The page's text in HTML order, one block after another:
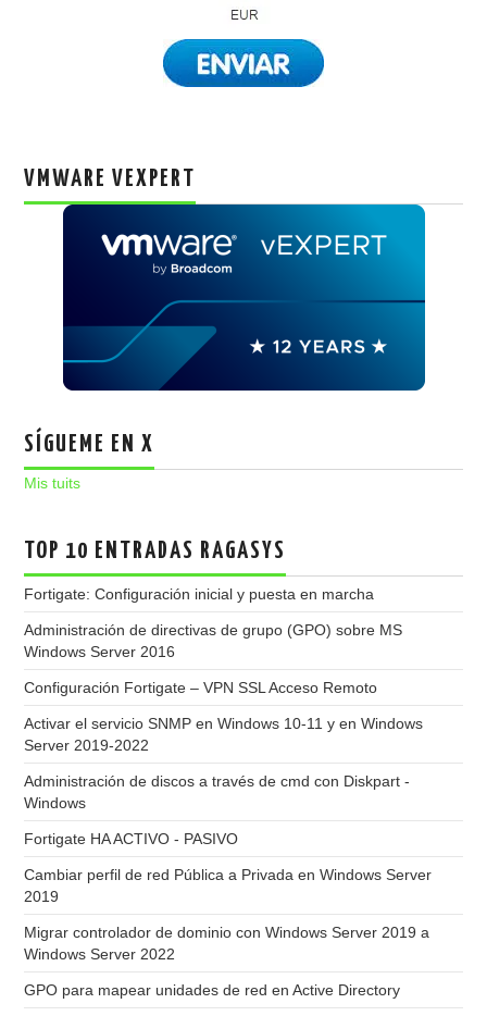
VMWARE VEXPERT
SÍGUEME EN X
Mis tuits
TOP 10 ENTRADAS RAGASYS
Fortigate: Configuración inicial y puesta en marcha
Administración de directivas de grupo (GPO) sobre MS
Windows Server 2016
Configuración Fortigate – VPN SSL Acceso Remoto
Activar el servicio SNMP en Windows 10-11 y en Windows
Server 2019-2022
Administración de discos a través de cmd con Diskpart -
Windows
Fortigate HA ACTIVO - PASIVO
Cambiar perfil de red Pública a Privada en Windows Server
2019
Migrar controlador de dominio con Windows Server 2019 a
Windows Server 2022
GPO para mapear unidades de red en Active Directory